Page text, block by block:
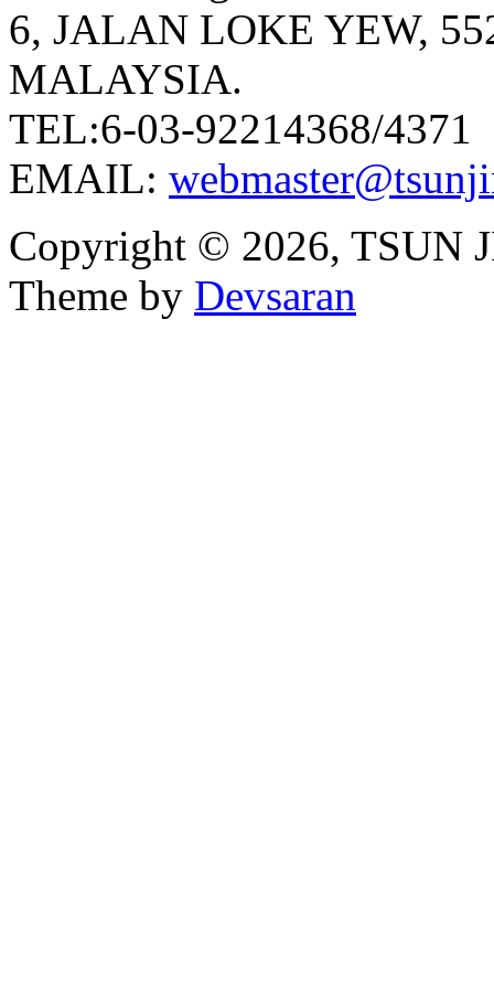
6, JALAN LOKE YEW,
MALAYSIA.
TEL:6-03-92214368/4371
EMAIL:
Copyright © 2026, TSUN
Theme by Devsaran